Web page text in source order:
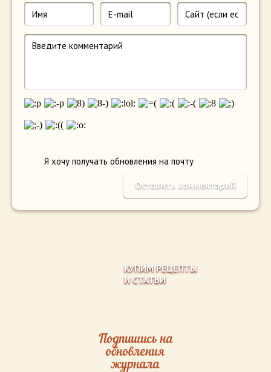
Я хочу получать обновления на почту
КУПИМ РЕЦЕПТЫ
И СТАТЬИ
Подпишись на
обновления
журнала